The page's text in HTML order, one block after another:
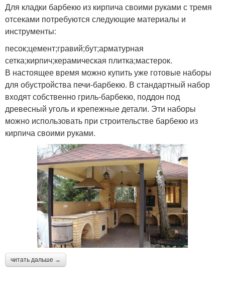
Для кладки барбекю из кирпича своими руками с тремя
отсеками потребуются следующие материалы и
инструменты:
песок;цемент;гравий;бут;арматурная
сетка;кирпич;керамическая плитка;мастерок.
В настоящее время можно купить уже готовые наборы
для обустройства печи-барбекю. В стандартный набор
входят собственно гриль-барбекю, поддон под
древесный уголь и крепежные детали. Эти наборы
можно использовать при строительстве барбекю из
кирпича своими руками.
читать дальше →